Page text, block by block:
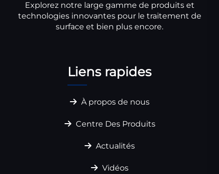
Explorez notre large gamme de produits et
technologies innovantes pour le traitement de
surface et bien plus encore.
Liens rapides
À propos de nous
Centre Des Produits
Actualités
Vidéos